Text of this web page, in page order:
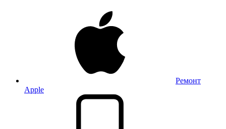
Ремонт
Apple